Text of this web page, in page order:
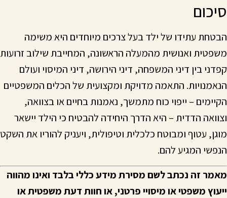
סיכום
הבטחת עתידו של ילד בעל צרכים מיוחדים היא משימה
משפטית ואנושית מהמעלה הראשונה, המחייבת שילוב זרועות
קפדני בין דיני המשפחה, דיני הירושה, דיני המיסוי ועולם
הנאמנויות. התאמה מדויקת ומקצועית של הכלים המשפטיים
הקיימים – ייפוי כוח מתמשך, נאמנות בחיים או בצוואה,
וצוואה הדדית – היא הדרך היחידה להבטיח כי הילד יישאר
מוגן, עטוף ומבוטח כלכלית וטיפולית, ויעניק להוריו את השקט
הנפשי המגיע להם.
מאמר זה נכתב לשם מסירת מידע כללי בלבד ואינו מהווה
ייעוץ משפטי או מיסויי פרטני, או חוות דעת משפטית או